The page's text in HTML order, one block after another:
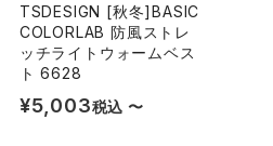
TSDESIGN [秋冬]BASIC
COLORLAB 防風ストレ
ッチライトウォームベス
ト 6628
¥5,003税込 〜